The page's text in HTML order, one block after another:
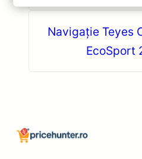
1.6GHz,
Caracteristici,
Actualizat
Navigație Teyes
EcoSport